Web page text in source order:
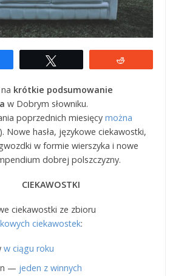
krótkie podsumowanie
w Dobrym słowniku.
poprzednich miesięcy można
). Nowe hasła, językowe ciekawostki,
w formie wierszyka i nowe
dobrej polszczyzny.
CIEKAWOSTKI
ciekawostki ze zbioru
ciekawostek:
w ciągu roku
— jeden z winnych